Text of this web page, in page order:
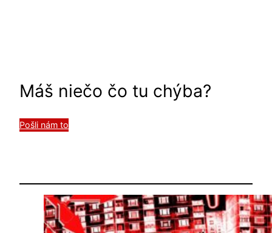
Máš niečo čo tu chýba?
Pošli nám to